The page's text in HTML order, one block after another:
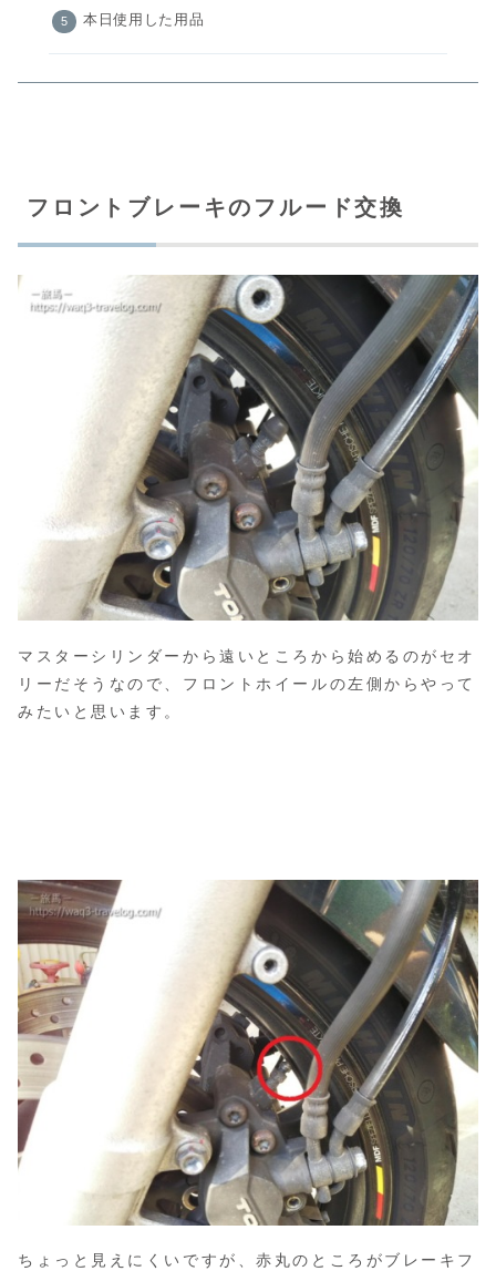
本日使用した用品
フロントブレーキのフルード交換
マスターシリンダーから遠いところから始めるのがセオ
リーだそうなので、フロントホイールの左側からやって
みたいと思います。
ちょっと見えにくいですが、赤丸のところがブレーキフ